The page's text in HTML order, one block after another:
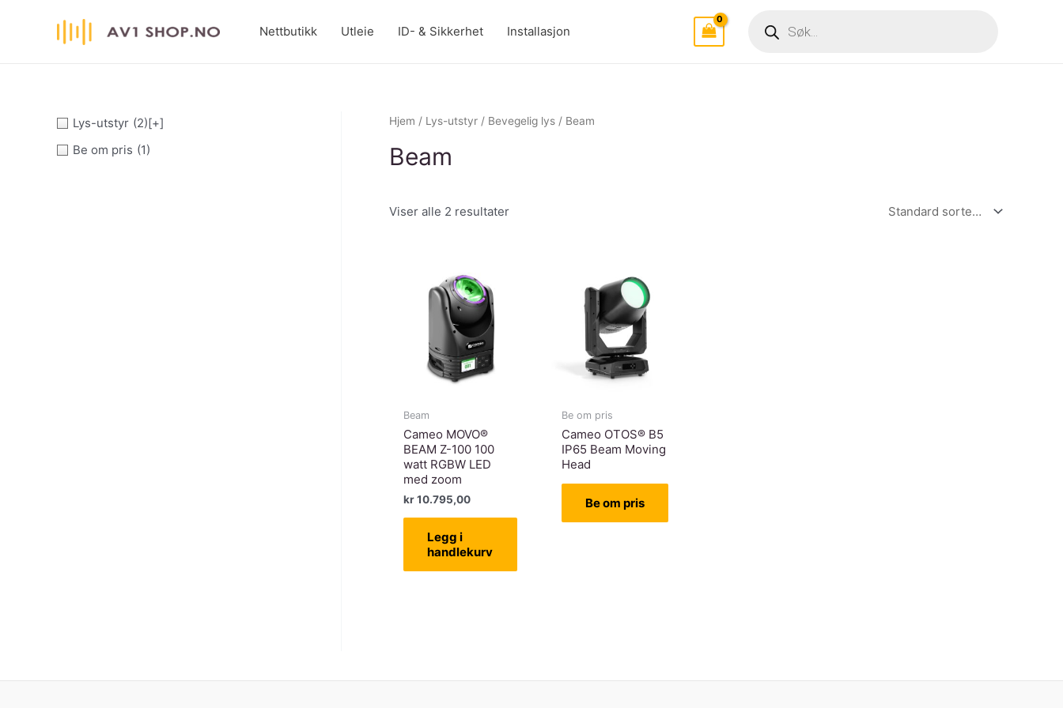
Nettbutikk Utleie ID- & Sikkerhet Installasjon search
Lys-utstyr (2)[+]
Be om pris (1)
Hjem / Lys-utstyr / Bevegelig lys / Beam
Beam
Viser alle 2 resultater
Beam
Cameo MOVO®
BEAM Z-100 100
watt RGBW LED
med zoom
kr10.795,00
Legg i
handlekurv
Be om pris
Cameo OTOS® B5
IP65 Beam Moving
Head
Be om pris